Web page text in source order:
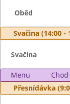
Oběd
Svačina (14:00 -
Svačina
Menu Chod
Přesnídávka